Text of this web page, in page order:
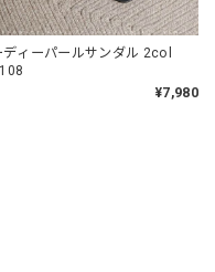
ディーパールサンダル 2col
¥7,980